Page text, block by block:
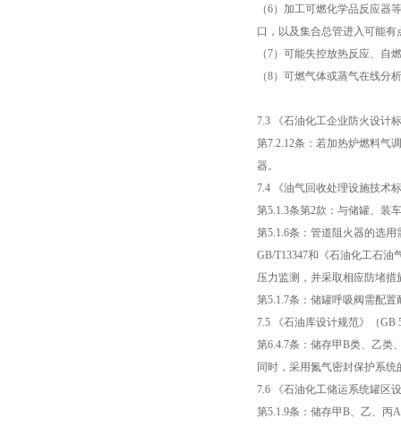
（6）加工可燃化学品反应
口，以及集合总管进入可能
（7）可能失控放热反应、
（8）可燃气体或蒸气在线分
7.3 《石油化工企业防火设计
第7.2.12条：若加热炉燃料气
器。
7.4 《油气回收处理设施技术
第5.1.3条第2款：与储罐、装
第5.1.6条：管道阻火器的选
GB/T13347和《石油化工石
压力监测，并采取相应防堵措
第5.1.7条：储罐呼吸阀需配
7.5 《石油库设计规范》（GB
第6.4.7条：储存甲B类、乙类
同时，采用氮气密封保护系
7.6 《石油化工储运系统罐区
第5.1.9条：储存甲B、乙、丙